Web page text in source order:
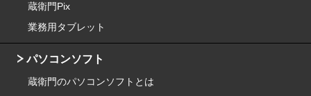
蔵衛門Pix
業務用タブレット
パソコンソフト
蔵衛門のパソコンソフトとは